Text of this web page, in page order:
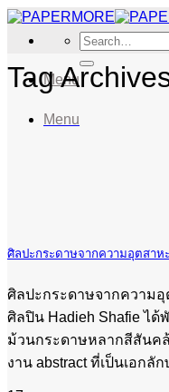
Skip
content
Search
for:
Menu
Menu
Tag
ศิลปะกระดาษจากความอุตสาห
ศิลปะกระดาษจากควา
ศิลปิน Hadieh Shafie ไ
ม้วนกระดาษหลากสีสันค
งาน abstract ที่เป็นเอกลั